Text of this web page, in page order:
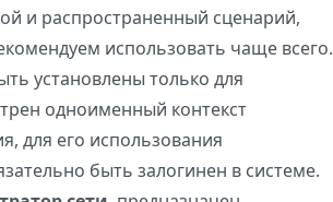
и распространенный сценарий,
использовать чаще всего.
установлены только для
одноименный контекст
для его использования
быть залогинен в системе.